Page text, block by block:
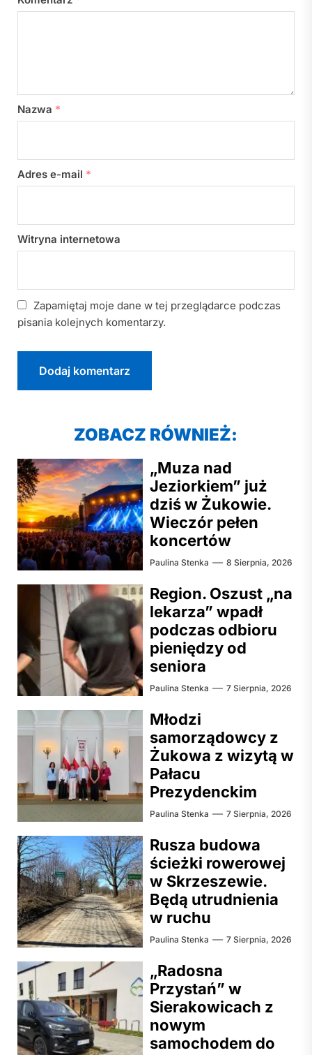
Nazwa *
Adres e-mail *
Witryna internetowa
Zapamiętaj moje dane w tej przeglądarce podczas
pisania kolejnych komentarzy.
ZOBACZ RÓWNIEŻ:
„Muza nad
Jeziorkiem” już
dziś w Żukowie.
Wieczór pełen
koncertów
Paulina Stenka 8 Sierpnia, 2026
Region. Oszust „na
lekarza” wpadł
podczas odbioru
pieniędzy od
seniora
Paulina Stenka 7 Sierpnia, 2026
Młodzi
samorządowcy z
Żukowa z wizytą w
Pałacu
Prezydenckim
Paulina Stenka 7 Sierpnia, 2026
Rusza budowa
ścieżki rowerowej
w Skrzeszewie.
Będą utrudnienia
w ruchu
Paulina Stenka 7 Sierpnia, 2026
„Radosna
Przystań” w
Sierakowicach z
nowym
samochodem do